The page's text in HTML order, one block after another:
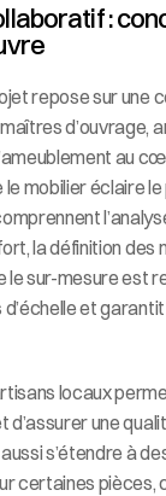
:
repose sur une
d’ouvrage,
au
le mobilier éclaire
la définition des
sur-mesure est
et
locaux
d’assurer une
s’étendre à
certaines pièces,